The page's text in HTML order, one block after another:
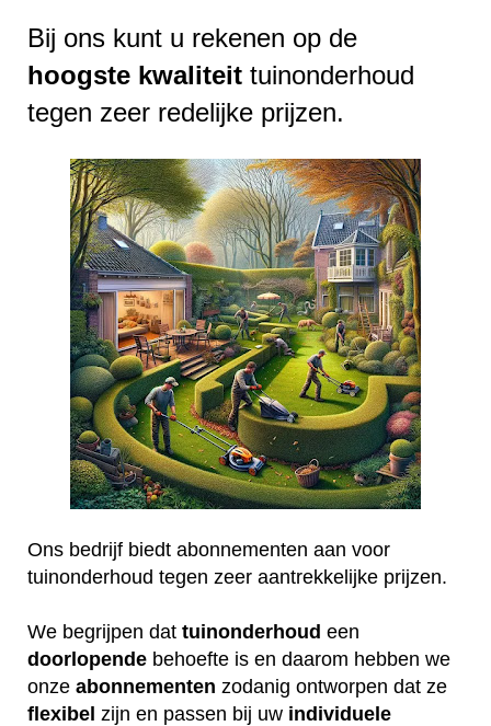
Bij ons kunt u rekenen op de
hoogste kwaliteit tuinonderhoud
tegen zeer redelijke prijzen.
Ons bedrijf biedt abonnementen aan voor
tuinonderhoud tegen zeer aantrekkelijke prijzen.
We begrijpen dat tuinonderhoud een
doorlopende behoefte is en daarom hebben we
onze abonnementen zodanig ontworpen dat ze
flexibel zijn en passen bij uw individuele